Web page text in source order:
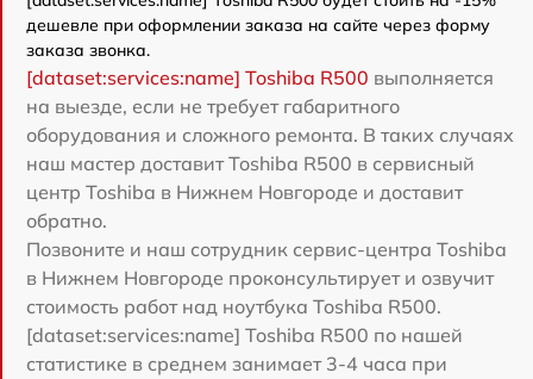
дешевле при оформлении заказа на сайте через форму
заказа звонка.
[dataset:services:name] Toshiba R500 выполняется
на выезде, если не требует габаритного
оборудования и сложного ремонта. В таких случаях
наш мастер доставит Toshiba R500 в сервисный
центр Toshiba в Нижнем Новгороде и доставит
обратно.
Позвоните и наш сотрудник сервис-центра Toshiba
в Нижнем Новгороде проконсультирует и озвучит
стоимость работ над ноутбука Toshiba R500.
[dataset:services:name] Toshiba R500 по нашей
статистике в среднем занимает 3-4 часа при